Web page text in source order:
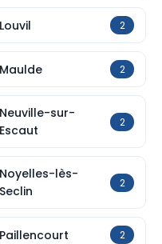
Louvil 2
Maulde 2
Neuville-sur-
Escaut
2
Noyelles-lès-
Seclin
2
Paillencourt 2